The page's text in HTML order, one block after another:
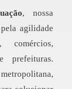
, nossa
agilidade
comércios,
prefeituras.